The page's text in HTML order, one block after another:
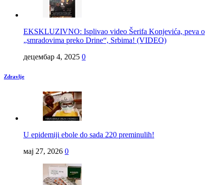
EKSKLUZIVNO: Isplivao video Šerifa Konjevića, peva o
„smradovima preko Drine“, Srbima! (VIDEO)
децембар 4, 2025 0
Zdravlje
U epidemiji ebole do sada 220 preminulih!
мај 27, 2026 0